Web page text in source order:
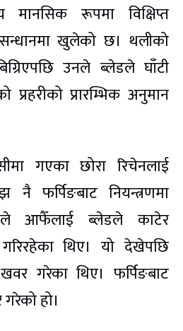
रूपमा विक्षिप्त
खुलेको छ। थलीको
उनले ब्लेडले घाँटी
प्रारम्भिक अनुमान
गएका छोरा रिचेनलाई
नै फर्पिङबाट नियन्त्रणमा
आफैँलाई ब्लेडले काटेर
थिए। यो देखेपछि
गरेका थिए। फर्पिङबाट
हो।